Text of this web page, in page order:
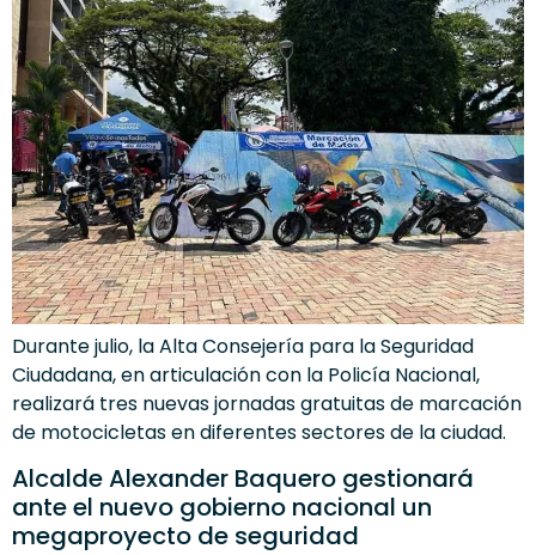
Durante julio, la Alta Consejería para la Seguridad
Ciudadana, en articulación con la Policía Nacional,
realizará tres nuevas jornadas gratuitas de marcación
de motocicletas en diferentes sectores de la ciudad.
Alcalde Alexander Baquero gestionará
ante el nuevo gobierno nacional un
megaproyecto de seguridad